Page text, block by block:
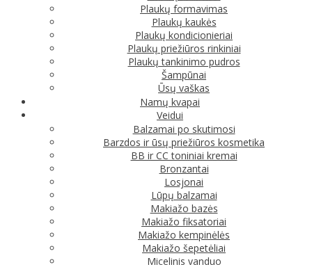
Plaukų formavimas
Plaukų kaukės
Plaukų kondicionieriai
Plaukų priežiūros rinkiniai
Plaukų tankinimo pudros
Šampūnai
Ūsų vaškas
Namų kvapai
Veidui
Balzamai po skutimosi
Barzdos ir ūsų priežiūros kosmetika
BB ir CC toniniai kremai
Bronzantai
Losjonai
Lūpų balzamai
Makiažo bazės
Makiažo fiksatoriai
Makiažo kempinėlės
Makiažo šepetėliai
Micelinis vanduo